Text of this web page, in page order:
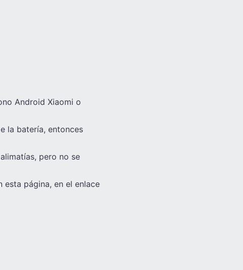
Android Xiaomi o
la batería, entonces
pero no se
esta página, en el enlace